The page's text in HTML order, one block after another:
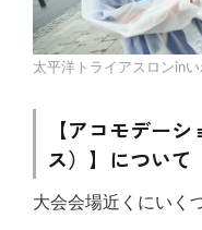
太平洋トライアスロンin
【アコモデー
ス）】について
大会会場近くにいく